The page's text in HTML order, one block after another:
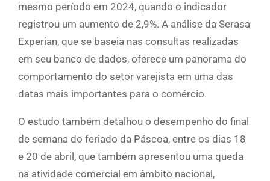
mesmo período em 2024, quando o indicador
registrou um aumento de 2,9%. A análise da Serasa
Experian, que se baseia nas consultas realizadas
em seu banco de dados, oferece um panorama do
comportamento do setor varejista em uma das
datas mais importantes para o comércio.
O estudo também detalhou o desempenho do final
de semana do feriado da Páscoa, entre os dias 18
e 20 de abril, que também apresentou uma queda
na atividade comercial em âmbito nacional,